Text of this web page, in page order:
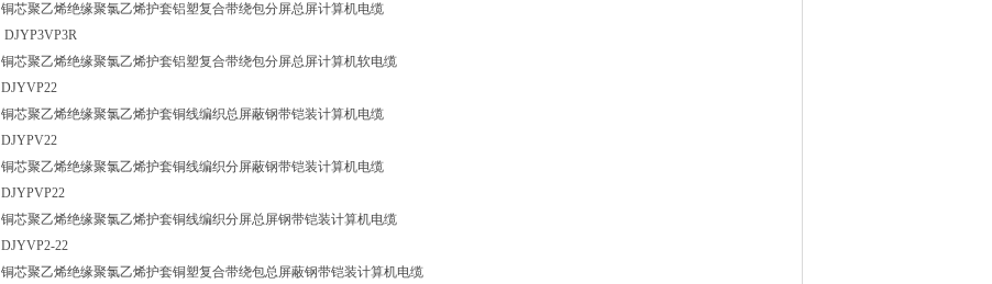
铜芯聚乙烯绝缘聚氯乙烯护套铝塑复合带绕包分屏总屏计算机电缆
DJYP3VP3R
铜芯聚乙烯绝缘聚氯乙烯护套铝塑复合带绕包分屏总屏计算机软电缆
DJYVP22
铜芯聚乙烯绝缘聚氯乙烯护套铜线编织总屏蔽钢带铠装计算机电缆
DJYPV22
铜芯聚乙烯绝缘聚氯乙烯护套铜线编织分屏蔽钢带铠装计算机电缆
DJYPVP22
铜芯聚乙烯绝缘聚氯乙烯护套铜线编织分屏总屏钢带铠装计算机电缆
DJYVP2-22
铜芯聚乙烯绝缘聚氯乙烯护套铜塑复合带绕包总屏蔽钢带铠装计算机电缆